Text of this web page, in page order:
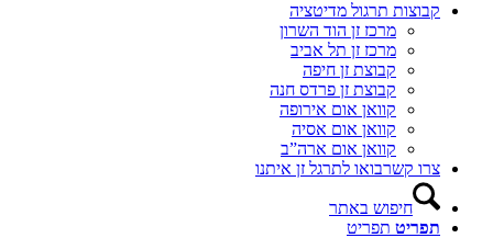
קבוצות תרגול מדיטציה
מרכז זן הוד השרון
מרכז זן תל אביב
קבוצת זן חיפה
קבוצת זן פרדס חנה
קוואן אום אירופה
קוואן אום אסיה
קוואן אום ארה”ב
צרו קשרבואו לתרגל זן איתנו
חיפוש באתר
תפריט תפריט